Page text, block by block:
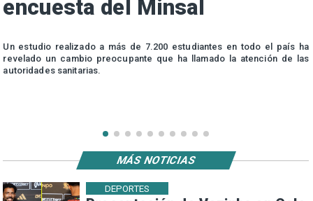
encuesta del Minsal
Un estudio realizado a más de 7.200 estudiantes en todo el país ha
revelado un cambio preocupante que ha llamado la atención de las
autoridades sanitarias.
DEPORTES
MÁS NOTICIAS